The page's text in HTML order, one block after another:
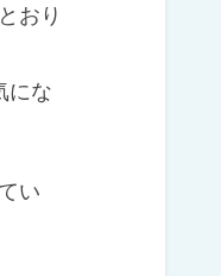
おり
にな
い